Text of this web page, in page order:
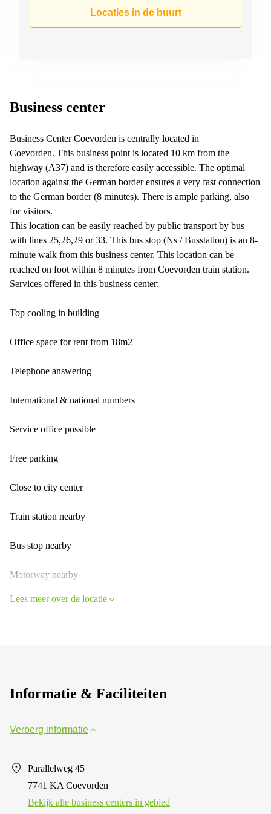
Kantoorruimte
Coworking
space
Haarlem
Kantoor
Huren
in
Hengelo
Bedrijfsruimte
Huren in
Nijmegen
Locaties in de buurt
Business center
Business Center Coevorden is centrally located in
Coevorden. This business point is located 10 km from the
highway (A37) and is therefore easily accessible. The optimal
location against the German border ensures a very fast connection
to the German border (8 minutes). There is ample parking, also
for visitors.
This location can be easily reached by public transport by bus
with lines 25,26,29 or 33. This bus stop (Ns / Busstation) is an 8-
minute walk from this business center. This location can be
reached on foot within 8 minutes from Coevorden train station.
Services offered in this business center:
Top cooling in building
Office space for rent from 18m2
Telephone answering
International & national numbers
Service office possible
Free parking
Close to city center
Train station nearby
Bus stop nearby
Motorway nearby
Lees meer over de locatie
Informatie & Faciliteiten
Verberg informatie
Parallelweg 45
7741 KA Coevorden
Bekijk alle business centers in gebied